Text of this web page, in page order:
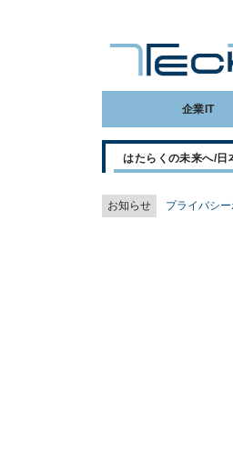
企業IT
はたらくの未来へ/日
お知らせ プライバシ